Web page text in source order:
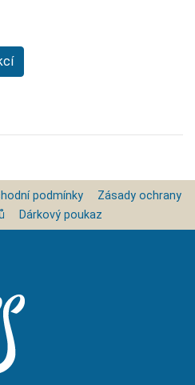
podmínky
Zásady ochrany
Dárkový poukaz